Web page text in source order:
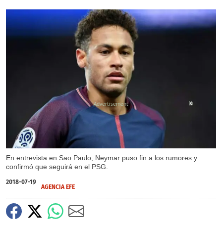
En entrevista en Sao Paulo, Neymar puso fin a los rumores y
confirmó que seguirá en el PSG.
X
2018-07-19
AGENCIA EFE